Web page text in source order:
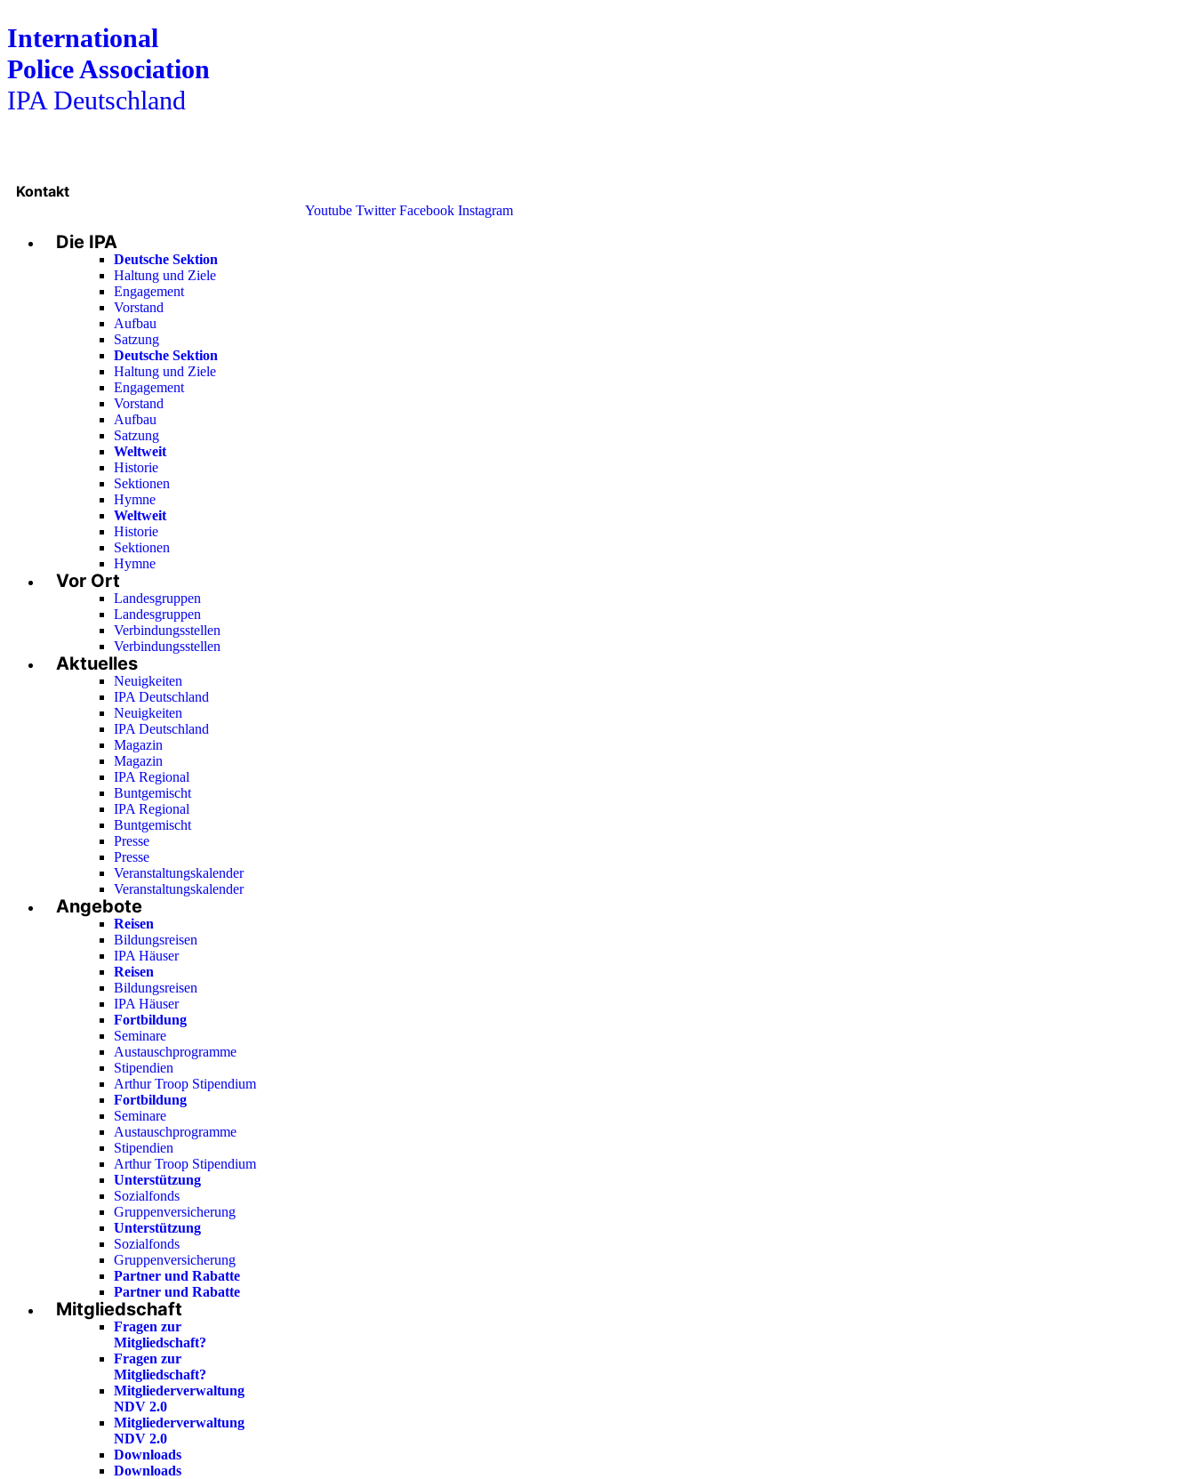
International
Police Association
IPA Deutschland
Kontakt
Youtube Twitter Facebook Instagram
Die IPA
Deutsche Sektion
Haltung und Ziele
Engagement
Vorstand
Aufbau
Satzung
Deutsche Sektion
Haltung und Ziele
Engagement
Vorstand
Aufbau
Satzung
Weltweit
Historie
Sektionen
Hymne
Weltweit
Historie
Sektionen
Hymne
Vor Ort
Landesgruppen
Landesgruppen
Verbindungsstellen
Verbindungsstellen
Aktuelles
Neuigkeiten
IPA Deutschland
Neuigkeiten
IPA Deutschland
Magazin
Magazin
IPA Regional
Buntgemischt
IPA Regional
Buntgemischt
Presse
Presse
Veranstaltungskalender
Veranstaltungskalender
Angebote
Reisen
Bildungsreisen
IPA Häuser
Reisen
Bildungsreisen
IPA Häuser
Fortbildung
Seminare
Austauschprogramme
Stipendien
Arthur Troop Stipendium
Fortbildung
Seminare
Austauschprogramme
Stipendien
Arthur Troop Stipendium
Unterstützung
Sozialfonds
Gruppenversicherung
Unterstützung
Sozialfonds
Gruppenversicherung
Partner und Rabatte
Partner und Rabatte
Mitgliedschaft
Fragen zur
Mitgliedschaft?
Fragen zur
Mitgliedschaft?
Mitgliederverwaltung
NDV 2.0
Mitgliederverwaltung
NDV 2.0
Downloads
Downloads